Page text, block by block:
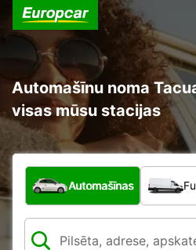
Automašīnu noma
visas mūsu stacijas
Kāda veida
Automašīnas